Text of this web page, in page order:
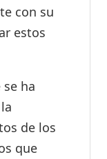
con su
estos
ha
de los
que